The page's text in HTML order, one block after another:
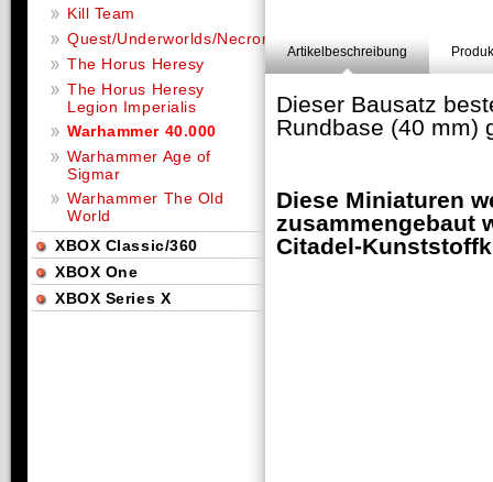
Artikelbeschreibung
Dieser Bausatz
Rundbase (40 mm)
Diese Miniaturen
zusammengebaut
Citadel-
Kill Team
Quest/Underworlds/Necromunda
The Horus Heresy
The Horus Heresy
Legion Imperialis
Warhammer 40.000
Warhammer Age of
Sigmar
Warhammer The Old
World
XBOX Classic/360
XBOX One
XBOX Series X